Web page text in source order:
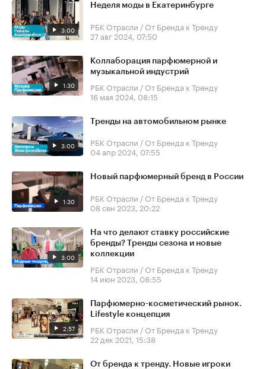
3:00
Неделя моды в Екатеринбурге
РБК Отрасли / От Бренда к Тренду
27 авг 2024, 07:50
1:30
Коллаборация парфюмерной и
музыкальной индустрий
РБК Отрасли / От Бренда к Тренду
16 мая 2024, 08:15
3:00
Тренды на автомобильном рынке
РБК Отрасли / От Бренда к Тренду
04 апр 2024, 07:55
1:30
Новый парфюмерный бренд в России
РБК Отрасли / От Бренда к Тренду
08 сен 2023, 20:22
3:00
На что делают ставку российские
бренды? Тренды сезона и новые
коллекции
РБК Отрасли / От Бренда к Тренду
14 июн 2023, 08:55
2:57
Парфюмерно-косметический рынок.
Lifestyle концепция
РБК Отрасли / От Бренда к Тренду
22 дек 2021, 15:38
От бренда к тренду. Новые игроки